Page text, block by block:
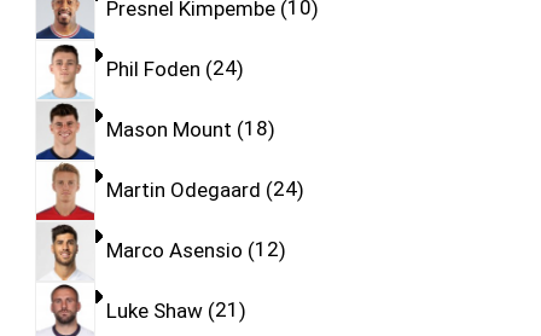
Presnel Kimpembe 10
Phil Foden 24
Mason Mount 18
Martin Odegaard 24
Marco Asensio 12
Luke Shaw 21